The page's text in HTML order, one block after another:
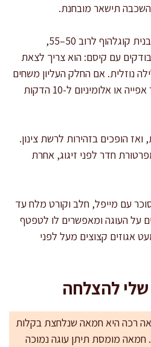
תישאר מובחנת.
אופים 45–55 דקות (בתבנית קוגלהוף לרוב 50–55,
קייק 45–50). בודקים עם קיסם: הוא צריך לצאת
נוזלית. אם החלק העליון משחים
מהר, מכסים ברפיון בנייר אפייה או אלומיניום ל-10 הדקות
ואז הופכים בזהירות לרשת צינון.
חדר לפני זיגוג, אחרת
עם מייפל, חלב וקורט מלח עד
על העוגה ומאפשרים לו לטפטף
אגוזים קצוצים מעל לפני
שלי להצלחה
רכה היא חמאה שנלחצת בקלות
חמאה מומסת תיתן עוגה נמוכה